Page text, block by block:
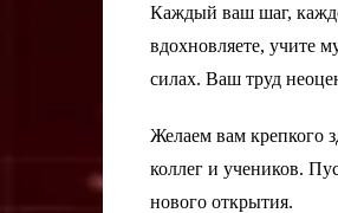
Каждый ваш шаг,
вдохновляете, учите
силах. Ваш труд
Желаем вам крепкого
коллег и учеников.
нового открытия.